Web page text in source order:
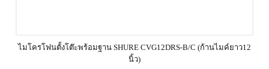
ไมโครโฟนตั้งโต๊ะพร้อมฐาน SHURE CVG12DRS‐B/C (ก้านไมค์ยาว12
นิ้ว)